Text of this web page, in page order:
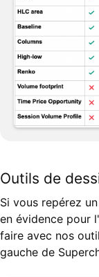
Outils de
Si vous repérez
en évidence pour
faire avec nos
gauche de